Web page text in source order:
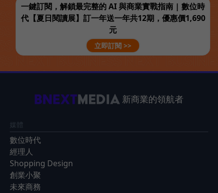
一鍵訂閱，解鎖最完整的 AI 與商業實戰指南 | 數位時
代【夏日閱讀展】訂一年送一年共12期，優惠價1,690
元
立即訂閱 >>
新商業的領航者
媒體
數位時代
經理人
Shopping Design
創業小聚
未來商務